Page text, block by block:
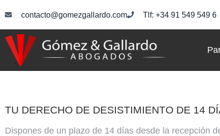
contacto@gomezgallardo.com Tlf: +34 91 549 549 6
TU DERECHO DE DESISTIMIENTO DE 14
Dispones de un plazo de 14 días desde la recepción